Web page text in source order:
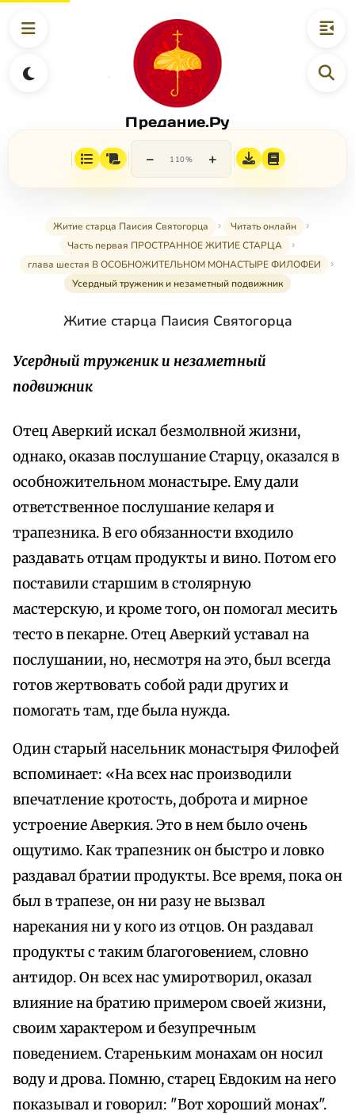
Предание.Ру
− 110% +
Житие старца Паисия Святогорца
Читать онлайн
Часть первая ПРОСТРАННОЕ ЖИТИЕ СТАРЦА
глава шестая В ОСОБНОЖИТЕЛЬНОМ МОНАСТЫРЕ ФИЛОФЕИ
Усердный труженик и незаметный подвижник
Житие старца Паисия Святогорца
Усердный труженик и незаметный
подвижник
Отец Аверкий искал безмолвной жизни,
однако, оказав послушание Старцу, оказался в
особножительном монастыре. Ему дали
ответственное послушание келаря и
трапезника. В его обязанности входило
раздавать отцам продукты и вино. Потом его
поставили старшим в столярную
мастерскую, и кроме того, он помогал месить
тесто в пекарне. Отец Аверкий уставал на
послушании, но, несмотря на это, был всегда
готов жертвовать собой ради других и
помогать там, где была нужда.
Один старый насельник монастыря Филофей
вспоминает: «На всех нас производили
впечатление кротость, доброта и мирное
устроение Аверкия. Это в нем было очень
ощутимо. Как трапезник он быстро и ловко
раздавал братии продукты. Все время, пока он
был в трапезе, он ни разу не вызвал
нарекания ни у кого из отцов. Он раздавал
продукты с таким благоговением, словно
антидор. Он всех нас умиротворил, оказал
влияние на братию примером своей жизни,
своим характером и безупречным
поведением. Стареньким монахам он носил
воду и дрова. Помню, старец Евдоким на него
показывал и говорил: "Вот хороший монах".